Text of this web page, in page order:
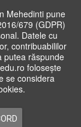
Mehedinti pune
679 (GDPR)
Datele cu
contribuabililor
putea răspunde
folosește
se considera